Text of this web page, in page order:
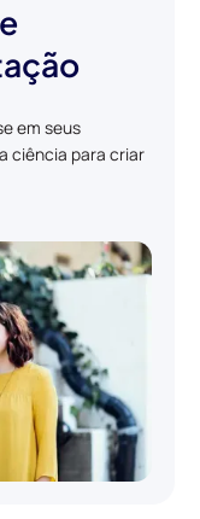
em seus
ciência para criar